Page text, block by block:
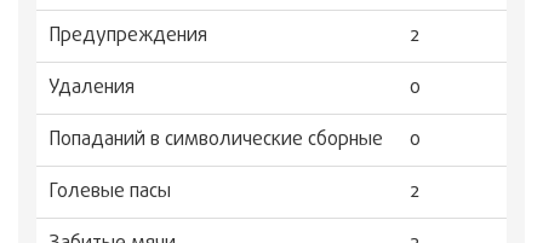
Предупреждения
2
Удаления
0
Попаданий в символические сборные
0
Голевые пасы
2